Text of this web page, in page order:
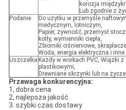
korozja
Lub zgodnie z
Podanie
Do użytku w przemyśle
medycznym, lotniczym,
Papier, żywność, przemysł
kotły, wymienniki ciepła,
Zbiorniki ciśnieniowe,
Woda, energia elektryczna i inne
Uszczelka Każdy w workach PVC, Wiązki
plastikowymi,
Drewniane skrzynki lub na
Przewaga konkurencyjna:
1, dobra cena
2, najlepsza jakość
3. szybki czas dostawy